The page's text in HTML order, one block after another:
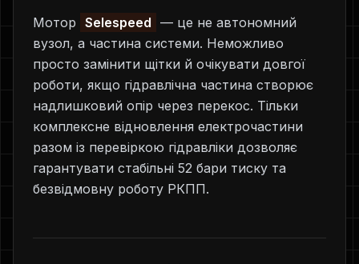
Мотор Selespeed — це не автономний
вузол, а частина системи. Неможливо
просто замінити щітки й очікувати довгої
роботи, якщо гідравлічна частина створює
надлишковий опір через перекос. Тільки
комплексне відновлення електрочастини
разом із перевіркою гідравліки дозволяє
гарантувати стабільні 52 бари тиску та
безвідмовну роботу РКПП.